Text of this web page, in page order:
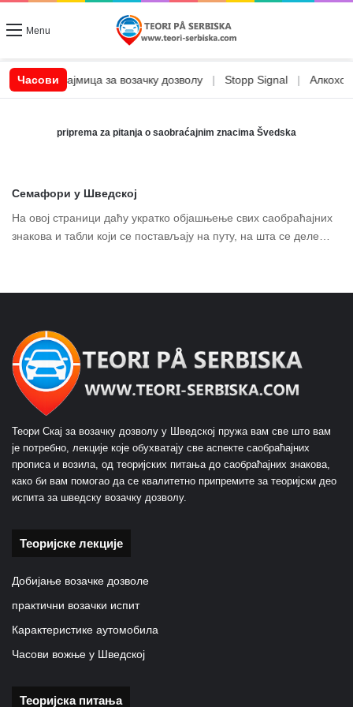
Menu
Часови
CSN позајмица за возачку дозволу | Stopp Signal Алкохол
priprema za pitanja o saobraćajnim znacima Švedska
Семафори у Шведској
На овој страници даћу укратко објашњење свих саобраћајних
знакова и табли који се постављају на путу, на шта се деле…
Теори Скај за возачку дозволу у Шведској пружа вам све што вам
је потребно, лекције које обухватају све аспекте саобраћајних
прописа и возила, од теоријских питања до саобраћајних знакова,
како би вам помогао да се квалитетно припремите за теоријски део
испита за шведску возачку дозволу.
Теоријске лекције
Добијање возачке дозволе
практични возачки испит
Карактеристике аутомобила
Часови вожње у Шведској
Теоријска питања